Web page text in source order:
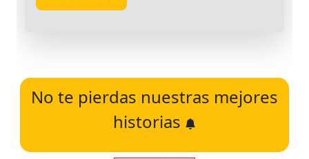
No te pierdas nuestras mejores
historias